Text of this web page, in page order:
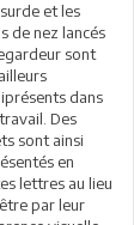
et les
de nez lancés
sont
dans
Des
sont ainsi
en
lettres au lieu
par leur